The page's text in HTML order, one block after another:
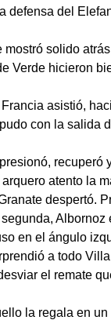
defensa del
solido
Verde hicieron
asistió,
con la salida
recuperó
atento la
despertó.
en el ángulo
a todo
el remate
la regala en